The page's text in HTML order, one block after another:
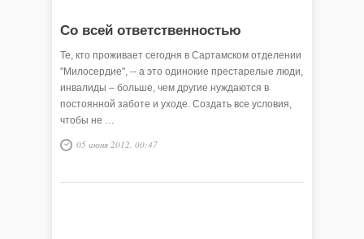
Со всей ответственностью
Те, кто проживает сегодня в Сартамском отделении
"Милосердие", -- а это одинокие престарелые люди,
инвалиды – больше, чем другие нуждаются в
постоянной заботе и уходе. Создать все условия,
чтобы не …
05 июня 2012, 00:47